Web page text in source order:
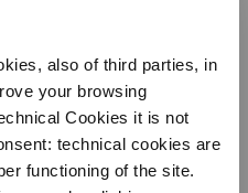
also of third parties, in
your browsing
Cookies it is not
technical cookies are
functioning of the site.